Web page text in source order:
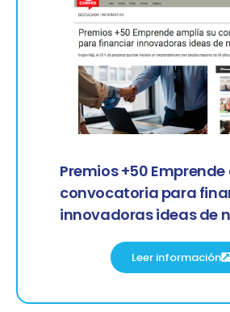
Premios +50
convocatoria para
innovadoras ideas de
Leer información